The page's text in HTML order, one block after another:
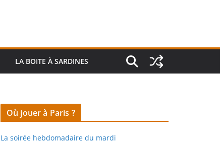
LA BOITE À SARDINES
Où jouer à Paris ?
La soirée hebdomadaire du mardi